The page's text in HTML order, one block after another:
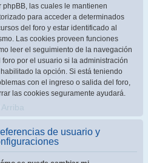
phpBB, las cuales le mantienen
para acceder a determinados
del foro y estar identificado al
Las cookies proveen funciones
leer el seguimiento de la navegación
foro por el usuario si la administración
habilitado la opción. Si está teniendo
con el ingreso o salida del foro,
las cookies seguramente ayudará.
Arriba
de usuario y